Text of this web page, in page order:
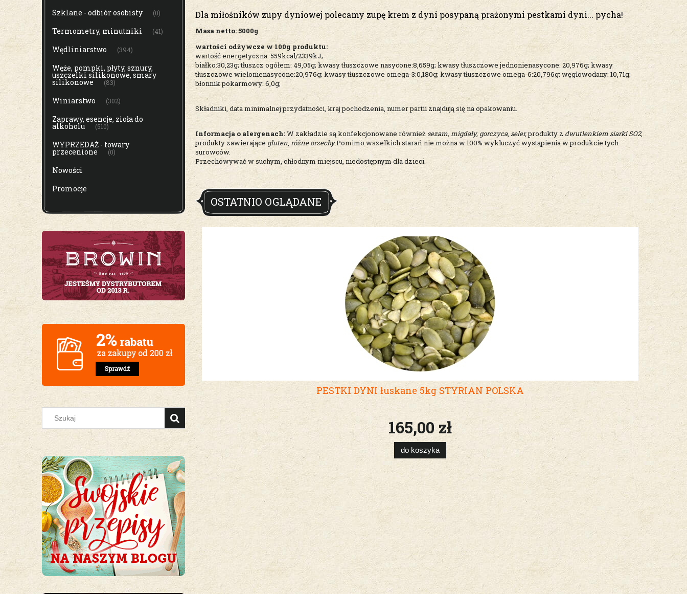
Szklane - odbiór osobisty (0)
Termometry, minutniki (41)
Wędliniarstwo (394)
Węże, pompki, płyty, sznury,
uszczelki silikonowe, smary
silikonowe (83)
Winiarstwo (302)
Zaprawy, esencje, zioła do
alkoholu (510)
WYPRZEDAŻ - towary
przecenione (0)
Nowości
Promocje
Dla miłośników zupy dyniowej polecamy zupę krem z dyni posypaną prażonymi pestkami dyni... pycha!
Masa netto: 5000g
wartości odżywcze w 100g produktu:
wartość energetyczna: 559kcal/2339kJ;
białko:30,23g; tłuszcz ogółem: 49,05g; kwasy tłuszczowe nasycone:8,659g; kwasy tłuszczowe jednonienasycone: 20,976g; kwasy
tłuszczowe wielonienasycone:20,976g; kwasy tłuszczowe omega-3:0,180g; kwasy tłuszczowe omega-6:20,796g; węglowodany: 10,71g;
błonnik pokarmowy: 6,0g;
Składniki, data minimalnej przydatności, kraj pochodzenia, numer partii znajdują się na opakowaniu.
Informacja o alergenach:W zakładzie są konfekcjonowane również sezam, migdały, gorczyca, seler,produkty z dwutlenkiem siarki SO2,
produkty zawierające gluten,różne orzechy.Pomimo wszelkich starań nie można w 100% wykluczyć wystąpienia w produkcie tych
surowców.
Przechowywać w suchym, chłodnym miejscu, niedostępnym dla dzieci.
OSTATNIO OGLĄDANE
PESTKI DYNI łuskane 5kg STYRIAN POLSKA
165,00 zł
do koszyka